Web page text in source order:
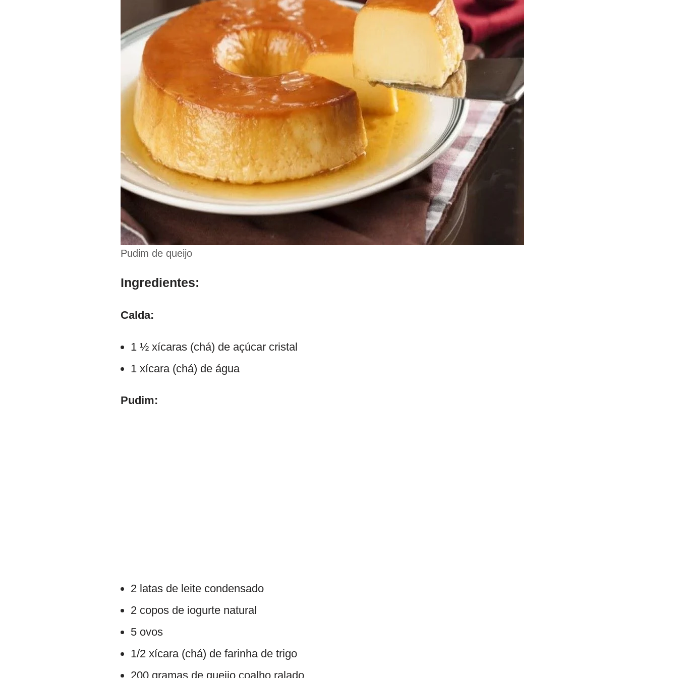
Pudim de queijo
Ingredientes:
Calda:
1 ½ xícaras (chá) de açúcar cristal
1 xícara (chá) de água
Pudim:
2 latas de leite condensado
2 copos de iogurte natural
5 ovos
1/2 xícara (chá) de farinha de trigo
200 gramas de queijo coalho ralado